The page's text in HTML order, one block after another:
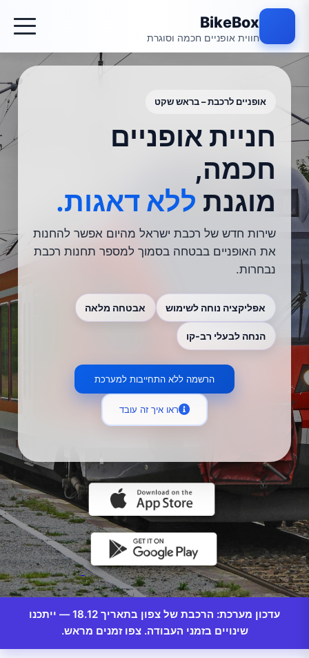
BikeBox
חווית אופניים חכמה וסוגרת
אופניים לרכבת – בראש שקט
חניית אופניים
חכמה,
מוגנת ללא דאגות.
שירות חדש של רכבת ישראל מהיום אפשר להחנות
את האופניים בבטחה בסמוך למספר תחנות רכבת
נבחרות.
אפליקציה נוחה לשימוש אבטחה מלאה
הנחה לבעלי רב-קו
הרשמה ללא התחייבות למערכת
ראו איך זה עובד
עדכון מערכת: הרכבת של צפון בתאריך 18.12 — ייתכנו
שינויים בזמני העבודה. צפו זמנים מראש.